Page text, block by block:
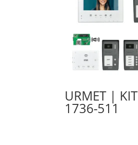
URMET | KIT
1736-511